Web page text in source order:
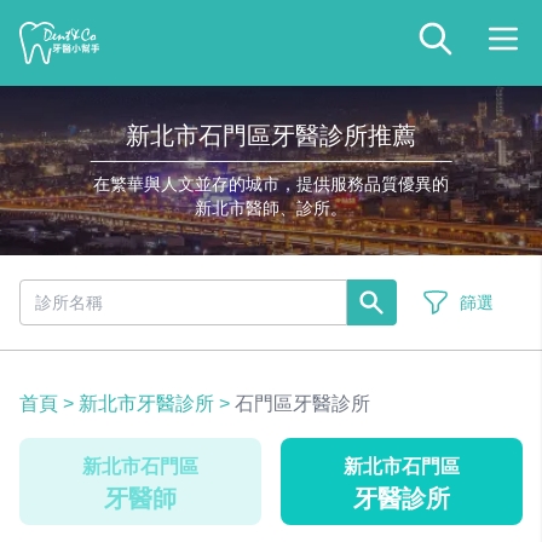
新北市石門區牙醫診所推薦
在繁華與人文並存的城市，提供服務品質優異的
新北市醫師、診所。
篩選
首頁 > 新北市牙醫診所 > 石門區牙醫診所
新北市石門區
牙醫師
新北市石門區
牙醫診所